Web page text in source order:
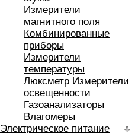
Измерители
магнитного поля
Комбинированные
приборы
Измерители
температуры
Люксметр Измерители
освещенности
Газоанализаторы
Влагомеры
Электрическое питание